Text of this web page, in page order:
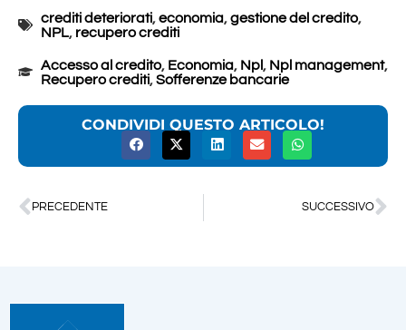
crediti deteriorati,economia,gestione del credito,
NPL, recupero crediti
Accesso al credito, Economia, Npl , Npl management,
Recupero crediti,Sofferenze bancarie
CONDIVIDI QUESTO ARTICOLO!
PRECEDENTE SUCCESSIVO